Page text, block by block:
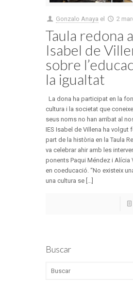
Gonzalo Anaya el 2
Taula redona
Isabel de
sobre
la igualtat
La dona ha participat en la
cultura i la societat que
seus noms no han arribat al
IES Isabel de Villena ha volgut
part de la història en la Taula
va celebrar ahir amb les
ponents Paqui Méndez i Alícia
en coeducació. “No existeix
una cultura se [...]
Buscar